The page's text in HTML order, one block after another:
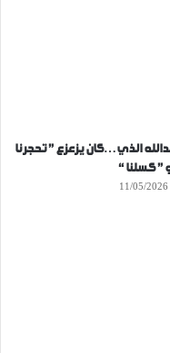
الذي…كان يزعزع ” تحجرنا
” كسلنا “
11/05/2026